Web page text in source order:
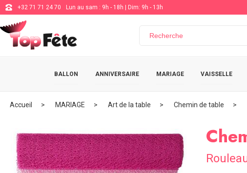
+32 71 71 24 70 Lun au sam : 9h - 18h | Dim: 9h - 13h
BALLON ANNIVERSAIRE MARIAGE VAISSELLE
Accueil MARIAGE Art de la table Chemin de table